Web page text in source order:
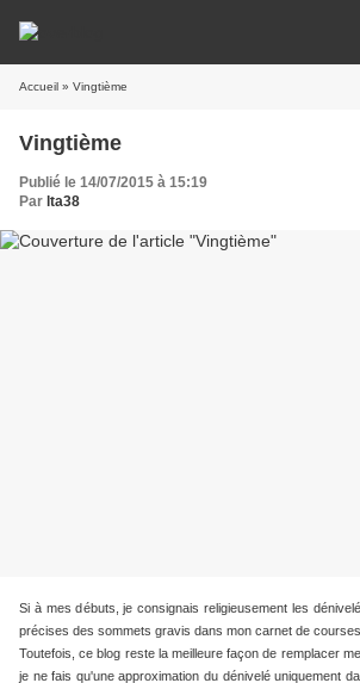
Accueil » Vingtième
Vingtième
Publié le 14/07/2015 à 15:19
Par lta38
Si à mes débuts, je consignais religieusement les
précises des sommets gravis dans mon carnet de
Toutefois, ce blog reste la meilleure façon de remplacer
je ne fais qu'une approximation du dénivelé uniquement